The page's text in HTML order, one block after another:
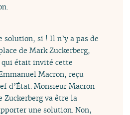
solution, si ! Il n’y a pas de
de Mark Zuckerberg,
qui était invité cette
Macron, reçu
d’État. Monsieur Macron
Zuckerberg va être la
une solution. Non,